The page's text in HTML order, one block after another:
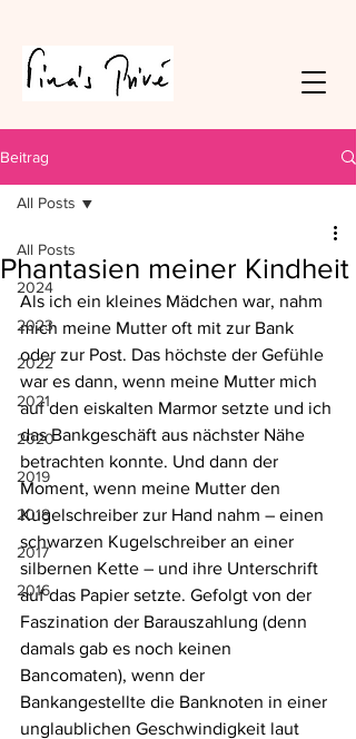
Beitrag
All Posts
2024
2023
2022
2021
2020
2019
2018
2017
2016
All Posts
Phantasien meiner Kindheit
Als ich ein kleines Mädchen war, nahm
mich meine Mutter oft mit zur Bank
oder zur Post. Das höchste der Gefühle
war es dann, wenn meine Mutter mich
auf den eiskalten Marmor setzte und ich
das Bankgeschäft aus nächster Nähe
betrachten konnte. Und dann der
Moment, wenn meine Mutter den
Kugelschreiber zur Hand nahm – einen
schwarzen Kugelschreiber an einer
silbernen Kette – und ihre Unterschrift
auf das Papier setzte. Gefolgt von der
Faszination der Barauszahlung (denn
damals gab es noch keinen
Bancomaten), wenn der
Bankangestellte die Banknoten in einer
unglaublichen Geschwindigkeit laut